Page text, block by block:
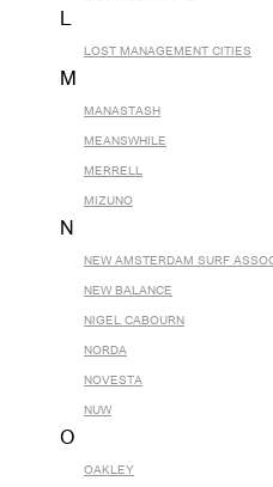
L
LOST MANAGEMENT CITIES
M
MANASTASH
MEANSWHILE
MERRELL
MIZUNO
N
NEW AMSTERDAM SURF
NEW BALANCE
NIGEL CABOURN
NORDA
NOVESTA
NUW
O
OAKLEY